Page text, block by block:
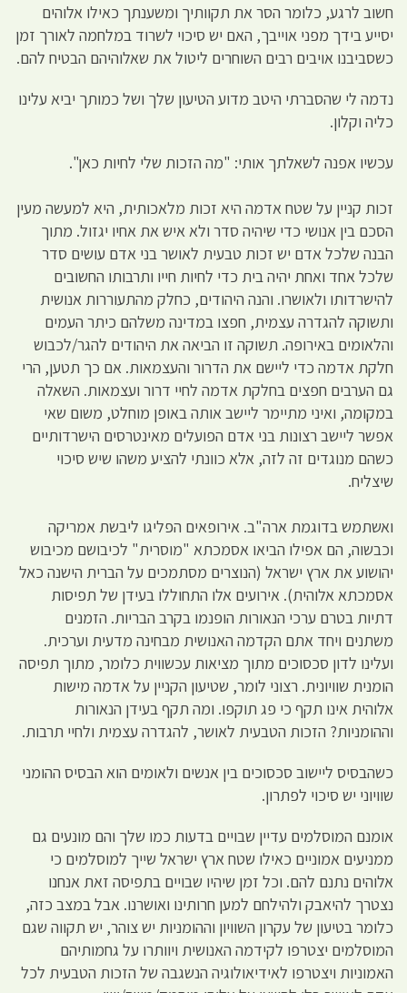
חשוב לרגע, כלומר הסר את תקוותיך ומשענתך כאילו אלוהים
יסייע בידך מפני אוייבך, האם יש סיכוי לשרוד במלחמה לאורך זמן
כשסביבנו אויבים רבים השוחרים ליטול את שאלוהיהם הבטיח להם.
נדמה לי שהסברתי היטב מדוע הטיעון שלך ושל כמותך יביא עלינו
כליה וקלון.
עכשיו אפנה לשאלתך אותי: "מה הזכות שלי לחיות כאן".
זכות קניין על שטח אדמה היא זכות מלאכותית, היא למעשה מעין
הסכם בין אנושי כדי שיהיה סדר ולא איש את אחיו יגזול. מתוך
הבנה שלכל אדם יש זכות טבעית לאושר בני אדם עושים סדר
שלכל אחד ואחת יהיה בית כדי לחיות חייו ותרבותו החשובים
להישרדותו ולאושרו. והנה היהודים, כחלק מהתעוררות אנושית
ותשוקה להגדרה עצמית, חפצו במדינה משלהם כיתר העמים
והלאומים באירופה. תשוקה זו הביאה את היהודים להגר/לכבוש
חלקת אדמה כדי ליישם את הדרור והעצמאות. אם כך תטען, הרי
גם הערבים חפצים בחלקת אדמה לחיי דרור ועצמאות. השאלה
במקומה, ואיני מתיימר ליישב אותה באופן מוחלט, משום שאי
אפשר ליישב רצונות בני אדם הפועלים מאינטרסים הישרדותיים
כשהם מנוגדים זה לזה, אלא כוונתי להציע משהו שיש סיכוי
שיצליח.
ואשתמש בדוגמת ארה"ב. אירופאים הפליגו ליבשת אמריקה
וכבשוה, הם אפילו הביאו אסמכתא "מוסרית" לכיבושם מכיבוש
יהושוע את ארץ ישראל (הנוצרים מסתמכים על הברית הישנה כאל
אסמכתא אלוהית). אירועים אלו התחוללו בעידן של תפיסות
דתיות בטרם ערכי הנאורות הופנמו בקרב הבריות. הזמנים
משתנים ויחד אתם הקדמה האנושית מבחינה מדעית וערכית.
ועלינו לדון סכסוכים מתוך מציאות עכשווית כלומר, מתוך תפיסה
הומנית שוויונית. רצוני לומר, שטיעון הקניין על אדמה מישות
אלוהית אינו תקף כי פג תוקפו. ומה תקף בעידן הנאורות
וההומניות? הזכות הטבעית לאושר, להגדרה עצמית ולחיי תרבות.
כשהבסיס ליישוב סכסוכים בין אנשים ולאומים הוא הבסיס ההומני
שוויוני יש סיכוי לפתרון.
אומנם המוסלמים עדיין שבויים בדעות כמו שלך והם מונעים גם
ממניעים אמוניים כאילו שטח ארץ ישראל שייך למוסלמים כי
אלוהים נתנם להם. וכל זמן שיהיו שבויים בתפיסה זאת אנחנו
נצטרך להיאבק ולהילחם למען חרותינו ואושרנו. אבל במצב כזה,
כלומר בטיעון של עקרון השוויון וההומניות יש צוהר, יש תקווה שגם
המוסלמים יצטרפו לקידמה האנושית ויוותרו על גחמותיהם
האמוניות ויצטרפו לאידיאולוגיה הנשגבה של הזכות הטבעית לכל